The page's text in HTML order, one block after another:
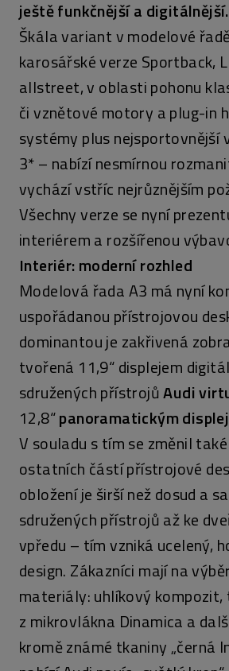
ještě funkčnější a digitálnější.
Škála variant v modelové
karosářské verze Sportback,
allstreet, v oblasti pohonu
či vznětové motory a plug-in
systémy plus nejsportovnější
3* – nabízí nesmírnou
vychází vstříc nejrůznějším
Všechny verze se nyní
interiérem a rozšířenou
Interiér: moderní rozhled
Modelová řada A3 má nyní
uspořádanou přístrojovou
dominantou je zakřivená
tvořená 11,9“ displejem
sdružených přístrojůAudi
12,8“panoramatickým
V souladu s tím se změnil
ostatních částí přístrojové
obložení je širší než dosud a
sdružených přístrojů až ke
vpředu – tím vzniká ucelený,
design. Zákazníci mají na
materiály: uhlíkový kompozit,
z mikrovlákna Dinamica a
kromě známé tkaniny „černá